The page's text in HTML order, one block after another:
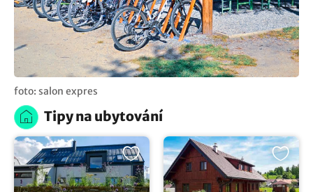
foto: salon expres
Tipy na ubytování